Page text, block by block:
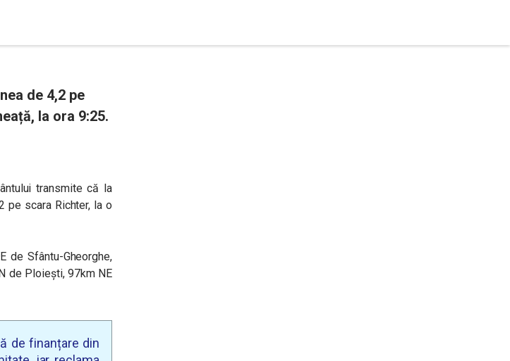
de 4,2 pe
la ora 9:25.
transmite că la
pe scara Richter, la o
de Sfântu-Gheorghe,
de Ploiești, 97km NE
de finanțare din